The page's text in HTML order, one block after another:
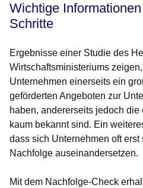
Wichtige
Schritte
Ergebnisse einer Studie des
Wirtschaftsministeriums
Unternehmen einerseits ein
geförderten Angeboten zur
haben, andererseits jedoch
kaum bekannt sind. Ein
dass sich Unternehmen oft erst
Nachfolge auseinandersetzen.
Mit dem Nachfolge-Check